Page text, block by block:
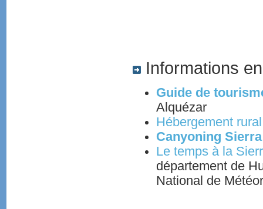
Informations
Guide de
Alquézar
Hébergement
Canyoning
Le temps à la
département de
National de